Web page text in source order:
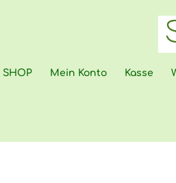
SHOP Mein Konto Kasse